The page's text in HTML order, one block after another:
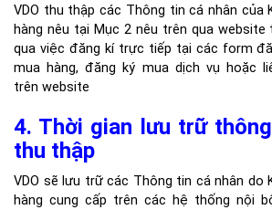
VDO thu thập các Thông tin cá nhân của
hàng nêu tại Mục 2 nêu trên qua website
qua việc đăng kí trực tiếp tại các form
mua hàng, đăng ký mua dịch vụ hoặc
trên website
4. Thời gian lưu trữ
thu thập
VDO sẽ lưu trữ các Thông tin cá nhân do
hàng cung cấp trên các hệ thống nội